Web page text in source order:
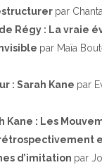
par
Régy : La vraie
par Maïa
: Sarah Kane par
Kane : Les
d’imitation par